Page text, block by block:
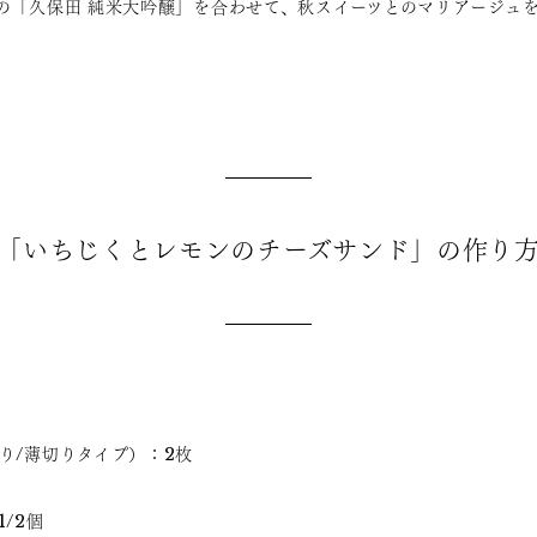
「久保田 純米大吟醸」を合わせて、秋スイーツとのマリアージュ
「いちじくとレモンのチーズサンド」の作り方
/薄切りタイプ）：2枚
2個